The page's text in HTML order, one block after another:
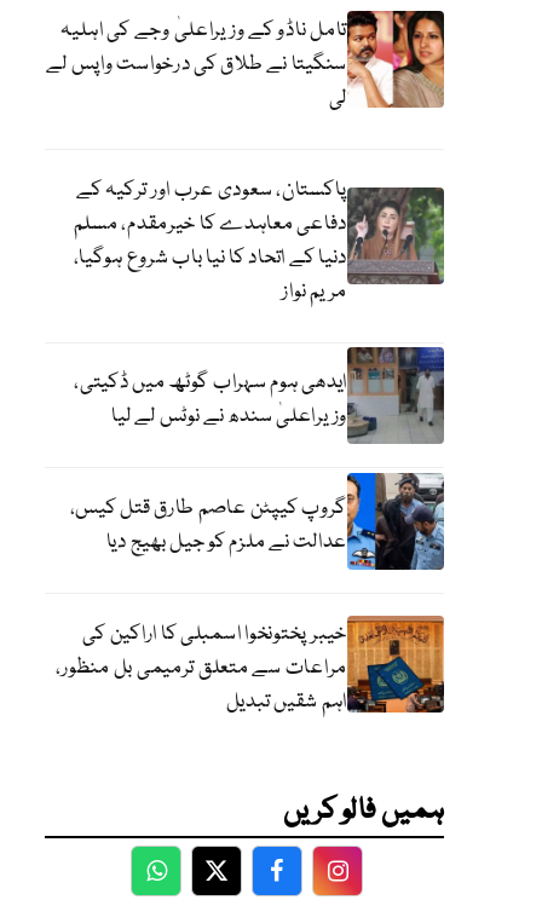
تامل ناڈو کے وزیراعلیٰ وجے کی اہلیہ
سنگیتا نے طلاق کی درخواست واپس لے
لی
پاکستان، سعودی عرب اور ترکیہ کے
دفاعی معاہدے کا خیرمقدم، مسلم
دنیا کے اتحاد کا نیا باب شروع ہوگیا،
مریم نواز
ایدھی ہوم سہراب گوٹھ میں ڈکیتی،
وزیراعلیٰ سندھ نے نوٹس لے لیا
گروپ کیپٹن عاصم طارق قتل کیس،
عدالت نے ملزم کو جیل بھیج دیا
خیبرپختونخوا اسمبلی کا اراکین کی
مراعات سے متعلق ترمیمی بل منظور،
اہم شقیں تبدیل
ہمیں فالو کریں
WhatsApp
TwitterFacebookFacebook